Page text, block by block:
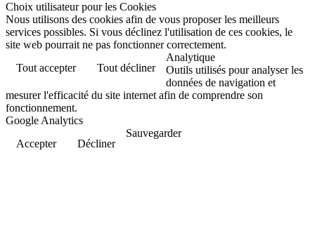
Choix utilisateur pour les Cookies
Nous utilisons des cookies afin de vous proposer les meilleurs
services possibles. Si vous déclinez l'utilisation de ces cookies, le
site web pourrait ne pas fonctionner correctement.
Tout accepter
Tout décliner
Analytique
Outils utilisés pour analyser les
données de navigation et
mesurer l'efficacité du site internet afin de comprendre son
fonctionnement.
Google Analytics
Accepter
Décliner
Sauvegarder